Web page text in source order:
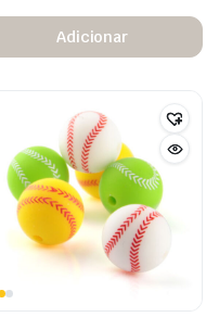
Adicionar